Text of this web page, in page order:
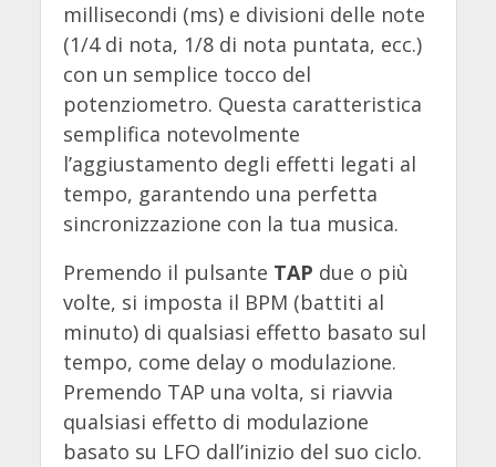
millisecondi (ms) e divisioni delle note
(1/4 di nota, 1/8 di nota puntata, ecc.)
con un semplice tocco del
potenziometro. Questa caratteristica
semplifica notevolmente
l’aggiustamento degli effetti legati al
tempo, garantendo una perfetta
sincronizzazione con la tua musica.
Premendo il pulsante TAP due o più
volte, si imposta il BPM (battiti al
minuto) di qualsiasi effetto basato sul
tempo, come delay o modulazione.
Premendo TAP una volta, si riavvia
qualsiasi effetto di modulazione
basato su LFO dall’inizio del suo ciclo.